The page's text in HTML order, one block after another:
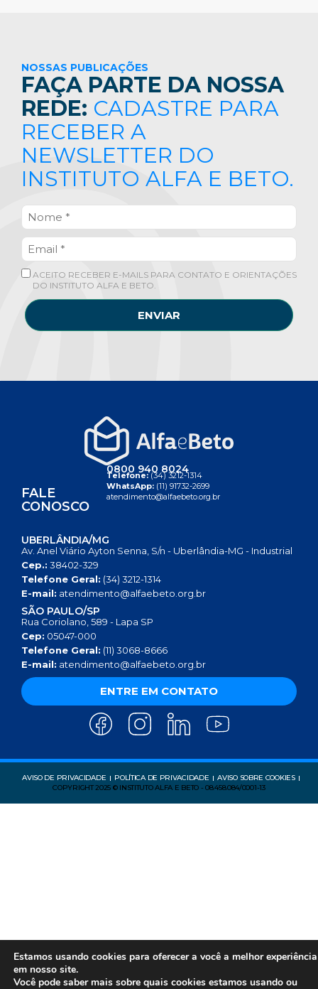
NOSSAS PUBLICAÇÕES
FAÇA PARTE DA NOSSA
REDE: CADASTRE PARA
RECEBER A
NEWSLETTER DO
INSTITUTO ALFA E BETO.
ACEITO RECEBER E-MAILS PARA CONTATO E ORIENTAÇÕES
DO INSTITUTO ALFA E BETO.
ENVIAR
FALE
CONOSCO
0800 940 8024
Telefone:(34) 3212-1314
WhatsApp: (11) 91732-2699
atendimento@alfaebeto.org.br
UBERLÂNDIA/MG
Av. Anel Viário Ayton Senna, S/n - Uberlândia-MG - Industrial
Cep.: 38402-329
Telefone Geral: (34) 3212-1314
E-mail: atendimento@alfaebeto.org.br
SÃO PAULO/SP
Rua Coriolano, 589 - Lapa SP
Cep: 05047-000
Telefone Geral: (11) 3068-8666
E-mail: atendimento@alfaebeto.org.br
ENTRE EM CONTATO
AVISO DE PRIVACIDADE POLÍTICA DE PRIVACIDADE
AVISO SOBRE COOKIES
COPYRIGHT 2025 © INSTITUTO ALFA E BETO - 08.458.084/0001-13
Estamos usando cookies para oferecer a você a melhor experiência
em nosso site.
Você pode saber mais sobre quais cookies estamos usando ou